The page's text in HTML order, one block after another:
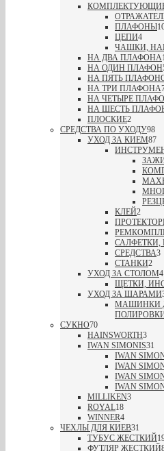
ПЛАФОНЫ
ЦЕПИ4
ЧАШКИ,
НА ДВА ПЛАФОНА
НА ОДИН ПЛАФОН
НА ПЯТЬ
НА ТРИ ПЛАФОНА
НА ЧЕТЫРЕ
НА ШЕСТЬ
ПЛОСКИЕ2
СРЕДСТВА ПО УХОДУ98
УХОД ЗА КИЕМ87
КЛЕЙ2
СРЕДСТВА3
СТАНКИ2
УХОД ЗА СТОЛОМ4
ЩЕТКИ,
УХОД ЗА ШАРАМИ
МАШИНКИ
СУКНО70
HAINSWORTH3
IWAN SIMONIS31
IWAN
IWAN
IWAN
IWAN
MILLIKEN3
ROYAL18
WINNER4
ЧЕХЛЫ ДЛЯ КИЕВ31
ТУБУС ЖЕСТКИЙ
ФУТЛЯР ЖЕСТКИЙ